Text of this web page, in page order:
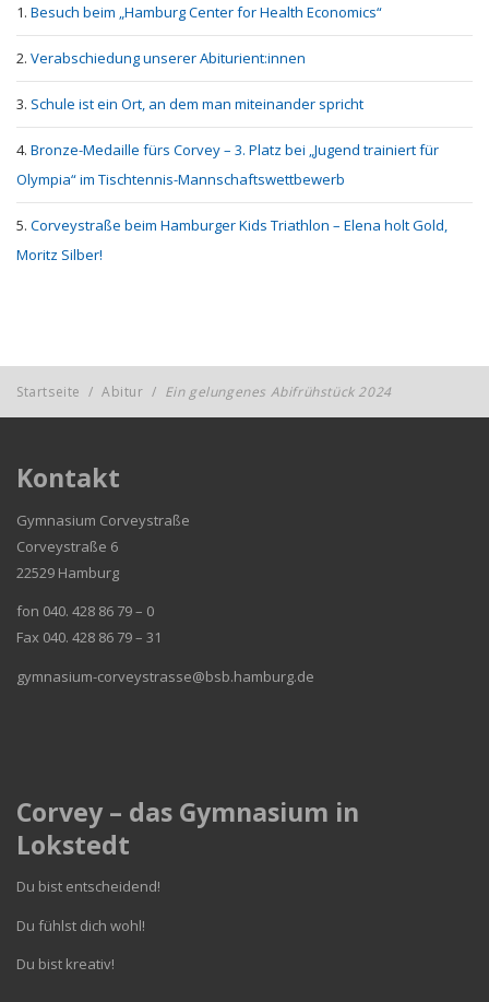
Besuch beim „Hamburg Center for Health Economics“
Verabschiedung unserer Abiturient:innen
Schule ist ein Ort, an dem man miteinander spricht
Bronze-Medaille fürs Corvey – 3. Platz bei „Jugend trainiert für
Olympia“ im Tischtennis-Mannschaftswettbewerb
Corveystraße beim Hamburger Kids Triathlon – Elena holt Gold,
Moritz Silber!
Startseite / Abitur / Ein gelungenes Abifrühstück 2024
Kontakt
Gymnasium Corveystraße
Corveystraße 6
22529 Hamburg
fon 040. 428 86 79 – 0
Fax 040. 428 86 79 – 31
gymnasium-corveystrasse@bsb.hamburg.de
Corvey – das Gymnasium in
Lokstedt
Du bist entscheidend!
Du fühlst dich wohl!
Du bist kreativ!